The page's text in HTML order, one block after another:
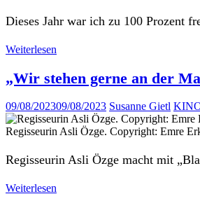
Dieses Jahr war ich zu 100 Prozent
Weiterlesen
„Wir stehen gerne an der
09/08/202309/08/2023 Susanne Gietl
Regisseurin Asli Özge. Copyright: Emre
Regisseurin Asli Özge macht mit
Weiterlesen